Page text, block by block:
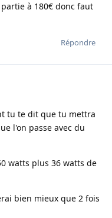
à 180€ donc faut
Répondre
tu te dit que tu mettra
l'on passe avec du
watts plus 36 watts de
bien mieux que 2 fois